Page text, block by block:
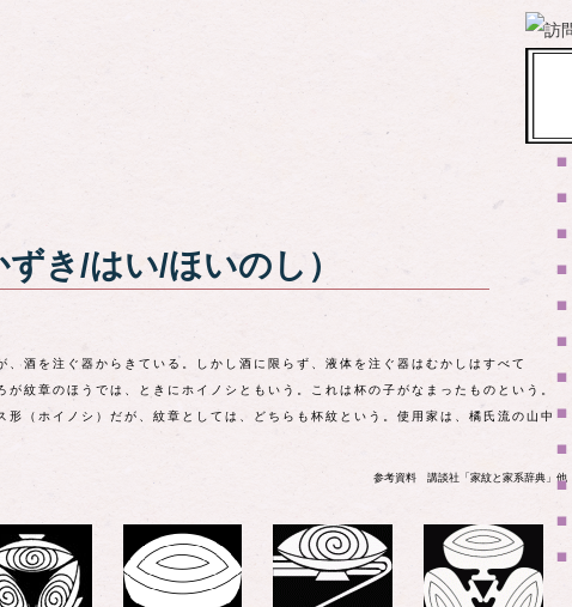
ずき/はい/ほいのし）
、酒を注ぐ器からきている。しかし酒に限らず、液体を注ぐ器はむかしはすべて
が紋章のほうでは、ときにホイノシともいう。これは杯の子がなまったものという。
（ホイノシ）だが、紋章としては、どちらも杯紋という。使用家は、橘氏流の山中
参考資料 講談社「家紋と家系辞典」他